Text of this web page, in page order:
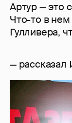
Артур — это
Что-то в нем
Гулливера,
— рассказал